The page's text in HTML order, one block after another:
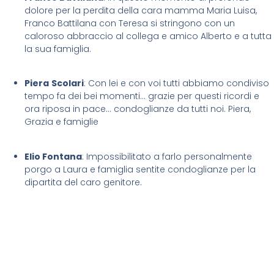
dolore per la perdita della cara mamma Maria Luisa,
Franco Battilana con Teresa si stringono con un
caloroso abbraccio al collega e amico Alberto e a tutta
la sua famiglia.
Piera Scolari: Con lei e con voi tutti abbiamo condiviso
tempo fa dei bei momenti… grazie per questi ricordi e
ora riposa in pace… condoglianze da tutti noi. Piera,
Grazia e famiglie
Elio Fontana: Impossibilitato a farlo personalmente
porgo a Laura e famiglia sentite condoglianze per la
dipartita del caro genitore.